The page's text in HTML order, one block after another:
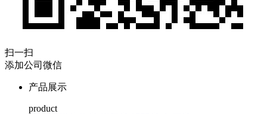
扫一扫
添加公司微信
产品展示
product